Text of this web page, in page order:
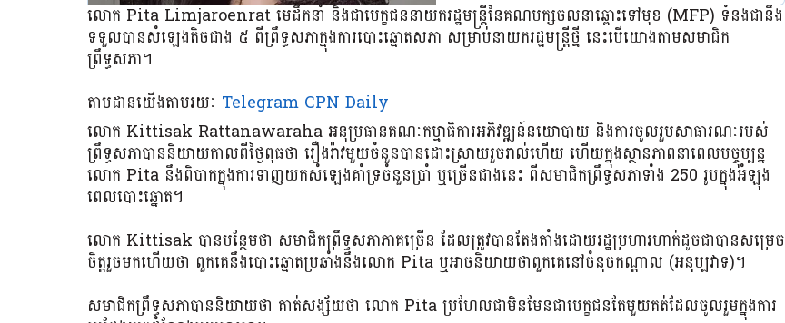
លោក Pita Limjaroenrat មេដឹកនាំ និងជាបេក្ខជននាយករដ្ឋមន្ត្រីនៃគណបក្សចលនាឆ្ពោះទៅមុខ (MFP) ទំនងជានឹង
ទទួលបានសំឡេងតិចជាង ៥ ពីព្រឹទ្ធសភាក្នុងការបោះឆ្នោតសភា សម្រាប់នាយករដ្ឋមន្ត្រីថ្មី នេះបើយោងតាមសមាជិក
ព្រឹទ្ធសភា។
តាមដានយើងតាមរយៈ Telegram CPN Daily
លោក Kittisak Rattanawaraha អនុប្រធានគណៈកម្មាធិការអភិវឌ្ឍន៍នយោបាយ និងការចូលរួមសាធារណៈរបស់
ព្រឹទ្ធសភាបាននិយាយកាលពីថ្ងៃពុធថា រឿងរ៉ាវមួយចំនួនបានដោះស្រាយរួចរាល់ហើយ ហើយក្នុងស្ថានភាពនាពេលបច្ចុប្បន្ន
លោក Pita នឹងពិបាកក្នុងការទាញយកសំឡេងគាំទ្រចំនួនប្រាំ ឬច្រើនជាងនេះ ពីសមាជិកព្រឹទ្ធសភាទាំង 250 រូបក្នុងអំឡុង
ពេលបោះឆ្នោត។
លោក Kittisak បានបន្ថែមថា សមាជិកព្រឹទ្ធសភាភាគច្រើន ដែលត្រូវបានតែងតាំងដោយរដ្ឋប្រហារហាក់ដូចជាបានសម្រេច
ចិត្តរួចមកហើយថា ពួកគេនឹងបោះឆ្នោតប្រឆាំងនឹងលោក Pita ឬអាចនិយាយថាពួកគេនៅចំនុចកណ្តាល (អនុប្បវាទ)។
សមាជិកព្រឹទ្ធសភាបាននិយាយថា គាត់សង្ស័យថា លោក Pita ប្រហែលជាមិនមែនជាបេក្ខជនតែមួយគត់ដែលចូលរួមក្នុងការ